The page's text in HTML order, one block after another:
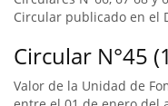
Circular publicado en el
Circular N°45
Valor de la Unidad de